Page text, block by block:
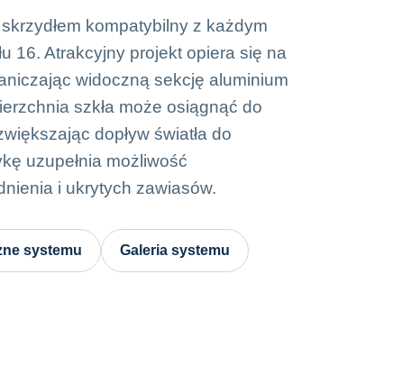
kompatybilny z każdym
16. Atrakcyjny projekt opiera się na
widoczną sekcję aluminium
szkła może osiągnąć do
dopływ światła do
uzupełnia możliwość
i ukrytych zawiasów.
systemu Galeria systemu